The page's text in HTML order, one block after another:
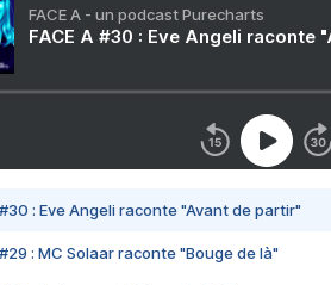
FACE A - un podcast Purecharts
FACE A #30 : Eve Angeli raconte
#30 : Eve Angeli raconte "Avant de partir"
#29 : MC Solaar raconte "Bouge de là"